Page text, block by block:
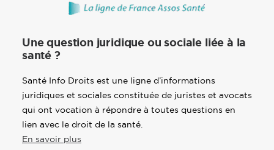
Une question juridique ou sociale liée à la
santé ?
Santé Info Droits est une ligne d’informations
juridiques et sociales constituée de juristes et avocats
qui ont vocation à répondre à toutes questions en
lien avec le droit de la santé.
En savoir plus